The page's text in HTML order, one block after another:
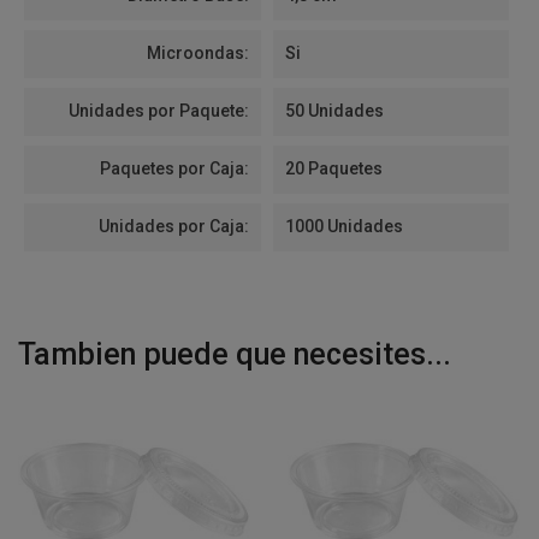
Microondas: Si
Unidades por Paquete: 50 Unidades
Paquetes por Caja: 20 Paquetes
Unidades por Caja: 1000 Unidades
Tambien puede que necesites...